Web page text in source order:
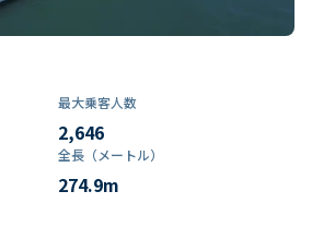
最大乗客人数
2,646
全長（メートル）
274.9m